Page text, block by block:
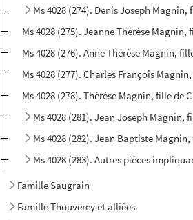
Ms 4028 (274). Denis Joseph
Ms 4028 (275). Jeanne Thérèse
Ms 4028 (276). Anne Thérèse Magnin,
Ms 4028 (277). Charles François
Ms 4028 (278). Thérèse Magnin, fille de
Ms 4028 (281). Jean Joseph Magnin,
Ms 4028 (282). Jean Baptiste
Ms 4028 (283). Autres pièces
Famille Saugrain
Famille Thouverey et alliées